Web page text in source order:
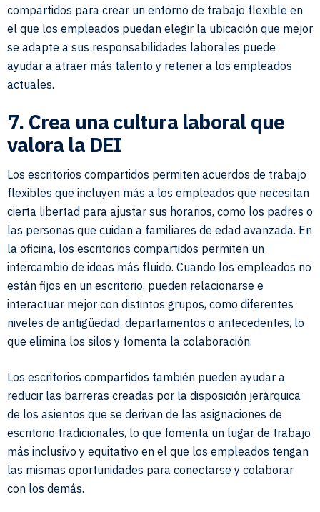
compartidos para crear un entorno de trabajo flexible en
el que los empleados puedan elegir la ubicación que mejor
se adapte a sus responsabilidades laborales puede
ayudar a atraer más talento y retener a los empleados
actuales.
7. Crea una cultura laboral que
valora la DEI
Los escritorios compartidos permiten acuerdos de trabajo
flexibles que incluyen más a los empleados que necesitan
cierta libertad para ajustar sus horarios, como los padres o
las personas que cuidan a familiares de edad avanzada. En
la oficina, los escritorios compartidos permiten un
intercambio de ideas más fluido. Cuando los empleados no
están fijos en un escritorio, pueden relacionarse e
interactuar mejor con distintos grupos, como diferentes
niveles de antigüedad, departamentos o antecedentes, lo
que elimina los silos y fomenta la colaboración.
Los escritorios compartidos también pueden ayudar a
reducir las barreras creadas por la disposición jerárquica
de los asientos que se derivan de las asignaciones de
escritorio tradicionales, lo que fomenta un lugar de trabajo
más inclusivo y equitativo en el que los empleados tengan
las mismas oportunidades para conectarse y colaborar
con los demás.